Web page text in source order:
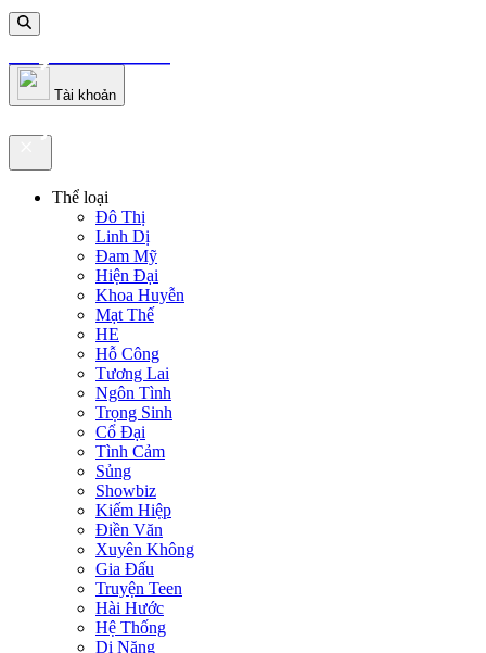
truyenfullz.com
Tài khoản
truyenfullz.com
Thể loại
Đô Thị
Linh Dị
Đam Mỹ
Hiện Đại
Khoa Huyễn
Mạt Thế
HE
Hỗ Công
Tương Lai
Ngôn Tình
Trọng Sinh
Cổ Đại
Tình Cảm
Sủng
Showbiz
Kiếm Hiệp
Điền Văn
Xuyên Không
Gia Đấu
Truyện Teen
Hài Hước
Hệ Thống
Dị Năng